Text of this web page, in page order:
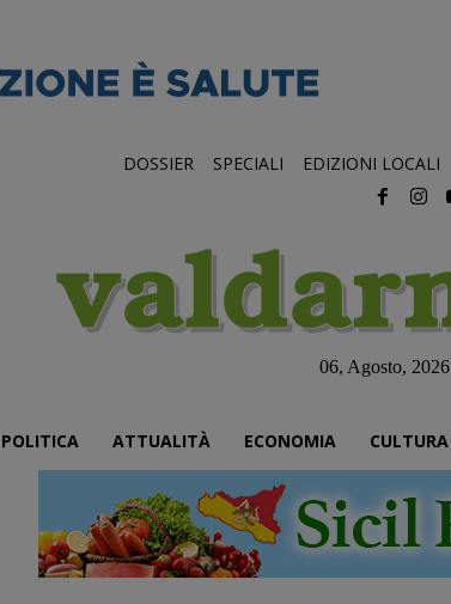
DOSSIER SPECIALI EDIZIONI LOCALI
06, Agosto, 2026
POLITICA ATTUALITÀ ECONOMIA CULTURA